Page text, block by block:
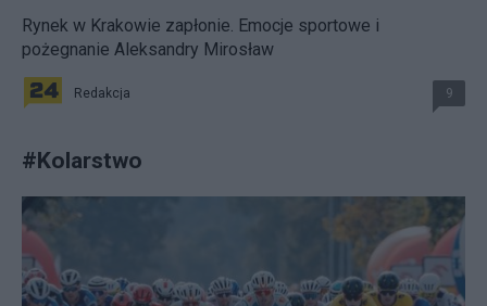
Rynek w Krakowie zapłonie. Emocje sportowe i
pożegnanie Aleksandry Mirosław
Redakcja 9
#Kolarstwo